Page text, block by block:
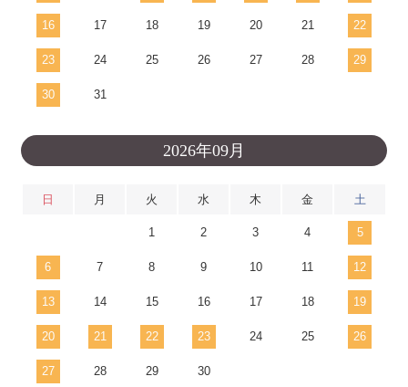
16 17 18 19 20 21 22
23 24 25 26 27 28 29
30 31
2026年09月
日 月 火 水 木 金 土
1 2 3 4 5
6 7 8 9 10 11 12
13 14 15 16 17 18 19
20 21 22 23 24 25 26
27 28 29 30